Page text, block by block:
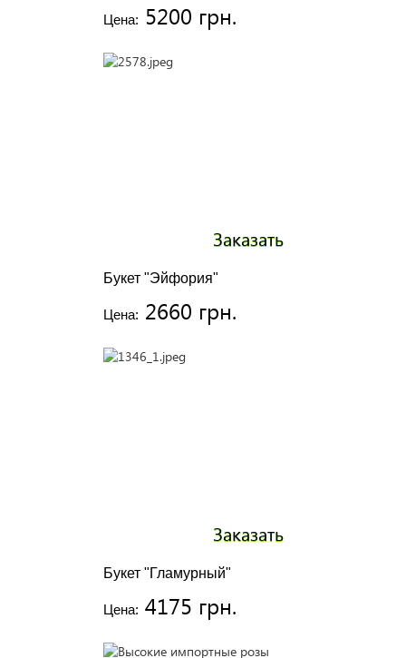
Цена: 5200 грн.
Букет "Эйфория"
Цена: 2660 грн.
Заказать
Букет "Гламурный"
Цена: 4175 грн.
Заказать